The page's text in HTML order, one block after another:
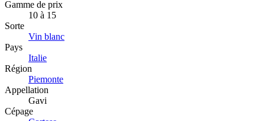
Gamme de prix
10 à 15
Sorte
Vin blanc
Pays
Italie
Région
Piemonte
Appellation
Gavi
Cépage